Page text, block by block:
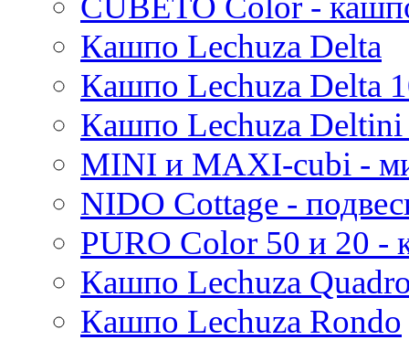
Mees
Pure
Кашпо Lechuza Delta
Кашпо Lechuza Delta
Кашпо Lechuza
MINI и MAXI-cubi -
NIDO Cottage -
PURO Color 50 и 20
Кашпо Lechuza
Кашпо Lechuza Rondo